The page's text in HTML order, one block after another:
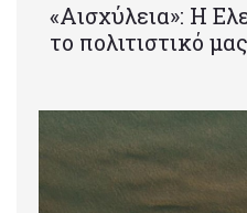
«Αισχύλεια»: Η
το πολιτιστικό